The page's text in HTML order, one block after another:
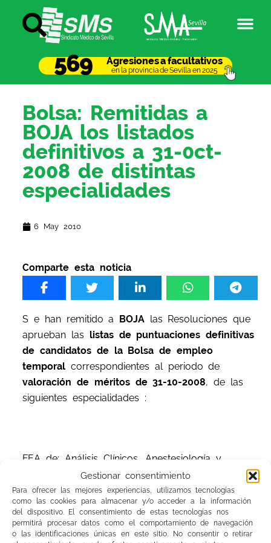
Gestionar consentimiento
Para ofrecer las mejores experiencias, utilizamos tecnologías
como las cookies para almacenar y/o acceder a la información
del dispositivo. El consentimiento de estas tecnologías nos
permitirá procesar datos como el comportamiento de navegación
o las identificaciones únicas en este sitio. No consentir o retirar
Agresiones a facultativos
en la provincia de Sevilla en 2025
569
Bolsa: Remitidas a
BOJA los listados
definitivos a 31-0ct-
2008 de distintas
especialidades
6 May 2010
Comparte esta noticia
Se han remitido a BOJA las Resoluciones que
aprueban las listas de puntuaciones definitivas
de candidatos de la Bolsa de empleo
temporal correspondientes al periodo de
valoración de méritos de 31-10-2008, de las
siguientes especialidades :
FEA de: Análisis Clínicos, Anestesiología y
Reanimación, Aparato Digestivo, Cirugía General
y Aparato Digestivo, Cirugía Cardiovascular,
Cirugía General y Aparato Digestivo, Cirugía
Pediátrica, Cirugía Plástica, Estética y
Reparadora, Cirugía Torácica, Dermatología